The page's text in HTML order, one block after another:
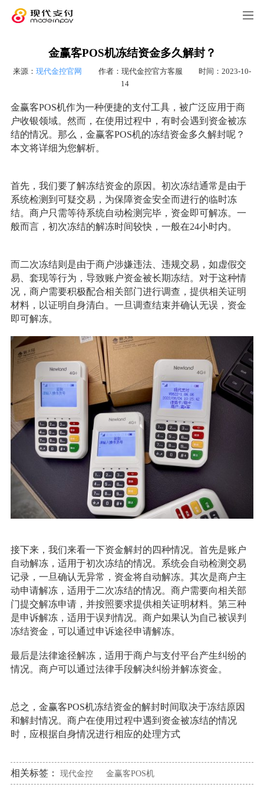
金赢客POS机冻结资金多久解封？
来源： 现代金控官网 作者：现代金控官方客服
时间：2023-10-
14
金赢客POS机作为一种便捷的支付工具，被广泛应用于商
户收银领域。然而，在使用过程中，有时会遇到资金被冻
结的情况。那么，金赢客POS机的冻结资金多久解封呢？
本文将详细为您解析。
首先，我们要了解冻结资金的原因。初次冻结通常是由于
系统检测到可疑交易，为保障资金安全而进行的临时冻
结。商户只需等待系统自动检测完毕，资金即可解冻。一
般而言，初次冻结的解冻时间较快，一般在24小时内。
而二次冻结则是由于商户涉嫌违法、违规交易，如虚假交
易、套现等行为，导致账户资金被长期冻结。对于这种情
况，商户需要积极配合相关部门进行调查，提供相关证明
材料，以证明自身清白。一旦调查结束并确认无误，资金
即可解冻。
接下来，我们来看一下资金解封的四种情况。首先是账户
自动解冻，适用于初次冻结的情况。系统会自动检测交易
记录，一旦确认无异常，资金将自动解冻。其次是商户主
动申请解冻，适用于二次冻结的情况。商户需要向相关部
门提交解冻申请，并按照要求提供相关证明材料。第三种
是申诉解冻，适用于误判情况。商户如果认为自己被误判
冻结资金，可以通过申诉途径申请解冻。
最后是法律途径解冻，适用于商户与支付平台产生纠纷的
情况。商户可以通过法律手段解决纠纷并解冻资金。
总之，金赢客POS机冻结资金的解封时间取决于冻结原因
和解封情况。商户在使用过程中遇到资金被冻结的情况
时，应根据自身情况进行相应的处理方式
相关标签： 现代金控 金赢客POS机